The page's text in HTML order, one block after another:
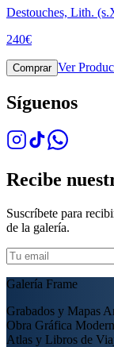
Destouches, Lith.
240€
Comprar Ver
Síguenos
Recibe
Suscríbete para
de la galería.
Galería Frame
Grabados y Mapas
Obra Gráfica
Atlas y Libros de